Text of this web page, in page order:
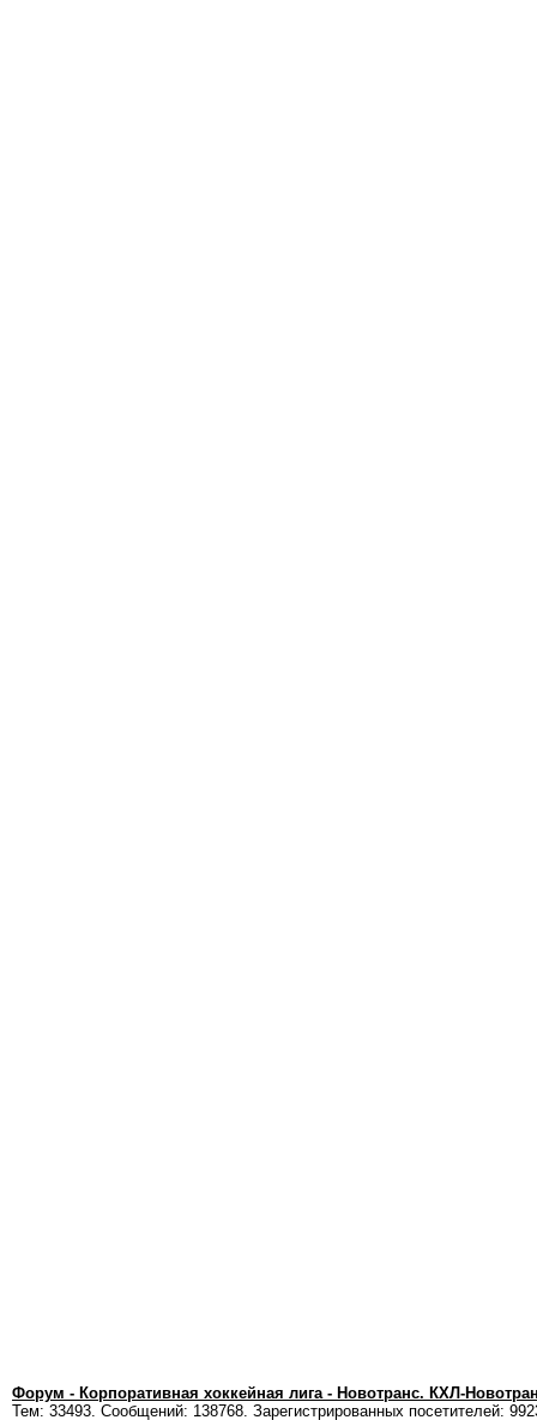
Форум - Корпоративная хоккейная лига - Новотранс. КХЛ-
Тем: 33493. Сообщений: 138768. Зарегистрированных посетителей: